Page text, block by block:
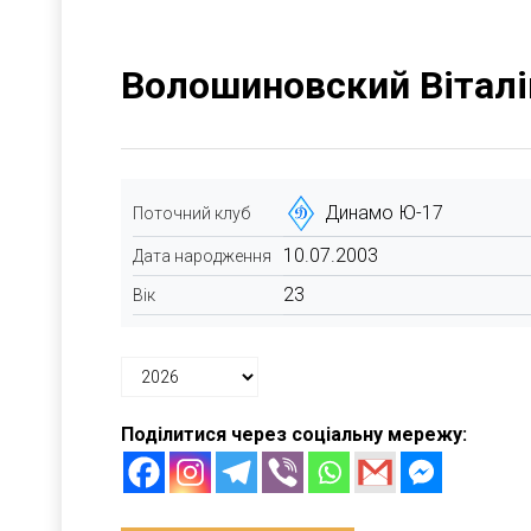
Волошиновский
Поточний клуб Динамо Ю-17
Дата народження 10.07.2003
Вік 23
Поділитися через соціальну мережу: